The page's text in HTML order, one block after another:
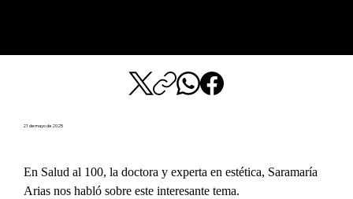
21 de mayo de 2025
En Salud al 100, la doctora y experta en estética, Saramaría
Arias nos habló sobre este interesante tema.